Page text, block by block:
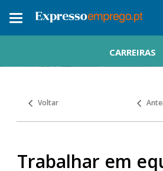
Toggle
CARREIRAS
Voltar
Trabalhar em